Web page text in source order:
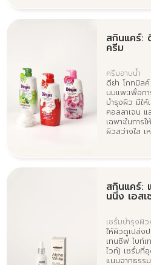
สกินแคร์:
ครีม
ครีมอาบน้ำ
ดีย่า โกทมิล
นมแพะเพื่อก
บำรุงผิว มีให้
คอลลาเจน แ
เฉพาะในการ
ผิวสว่างใส เ
สกินแคร์:
นนิ่ง เอส
เซรั่มบำรุงผิว
ให้ผิวดูเปล่ง
เทนซีฟ ไบท์
ไวท์) เซรั่มที่
แนนจากธรร